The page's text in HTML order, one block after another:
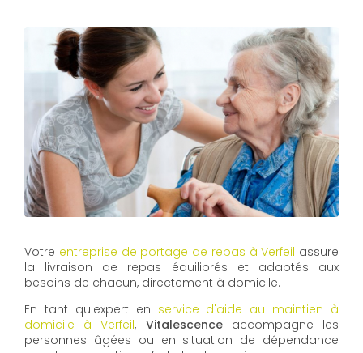
Votre entreprise de portage de repas à Verfeil assure
la livraison de repas équilibrés et adaptés aux
besoins de chacun, directement à domicile.
En tant qu'expert en service d'aide au maintien à
domicile à Verfeil, Vitalescenceaccompagne les
personnes âgées ou en situation de dépendance